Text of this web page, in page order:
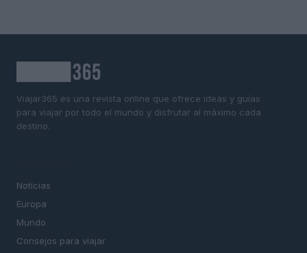
Viajar365 es una revista online que ofrece ideas y guías
para viajar por todo el mundo y disfrutar al máximo cada
destino.
Noticias
Europa
Mundo
Consejos para viajar